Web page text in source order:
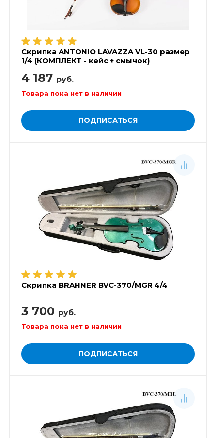
Скрипка ANTONIO LAVAZZA VL-30 размер
1/4 (КОМПЛЕКТ - кейс + смычок)
4 187 руб.
Товара пока нет в наличии
ПОДПИСАТЬСЯ
Скрипка BRAHNER BVC-370/MGR 4/4
3 700 руб.
Товара пока нет в наличии
ПОДПИСАТЬСЯ